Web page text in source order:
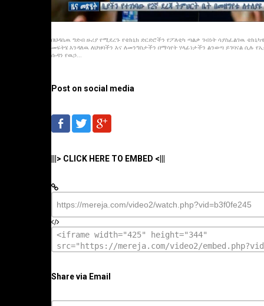
በህዳሴዉ ግድብ ዙሪያ የሚደረጉ የቴክኒክ ድርድሮችን የፖለቲካ ጣልቃ ገብነት ሳያስፈልገዉ
መፍትሄ እንዳለዉ ለህዝባችን እና ለመንግስታችን በማሳየት ሃላፊነታችን ልንወጣ ይገባናል ሲሉ
ሱዳን የዉኃ...
Post on social media
|||> CLICK HERE TO EMBED <|||
Share via Email